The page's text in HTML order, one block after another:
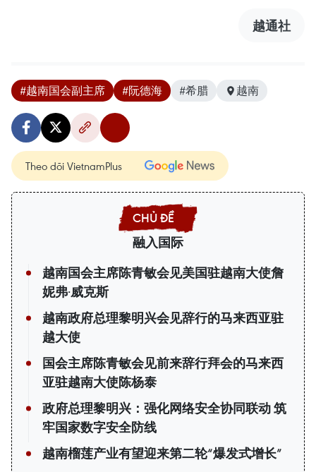
越通社
#越南国会副主席 #阮德海 #希腊 越南
Theo dõi VietnamPlus
融入国际
越南国会主席陈青敏会见美国驻越南大使詹
妮弗·威克斯
越南政府总理黎明兴会见辞行的马来西亚驻
越大使
国会主席陈青敏会见前来辞行拜会的马来西
亚驻越南大使陈杨泰
政府总理黎明兴：强化网络安全协同联动 筑
牢国家数字安全防线
越南榴莲产业有望迎来第二轮“爆发式增长”